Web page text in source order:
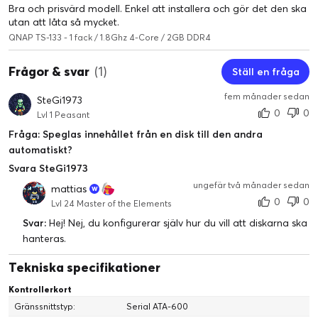
Minimalistisk design
Den kompakta och slimmade TS-133 prioriterar en ren och viktig
design och smälter perfekt in i ditt hem eller kontor.
Bra och prisvärd modell. Enkel att installera och gör det den ska
utan att låta så mycket.
QNAP TS-133 - 1 fack / 1.8Ghz 4-Core / 2GB DDR4
Frågor & svar (1) Ställ en fråga
SteGi1973
Lvl 1 Peasant
fem månader sedan
0
0
Fråga: Speglas innehållet från en disk till den andra
automatiskt?
Svara SteGi1973
mattias
Lvl 24 Master of the Elements
ungefär två månader sedan
0
0
Svar: Hej! Nej, du konfigurerar själv hur du vill att diskarna ska
hanteras.
Tekniska specifikationer
Kontrollerkort
Gränssnittstyp:
Serial ATA-600